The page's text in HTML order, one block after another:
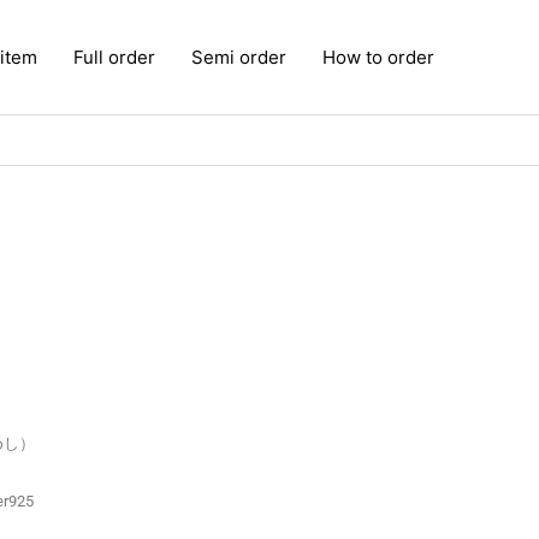
Full order Semi order How to order
）